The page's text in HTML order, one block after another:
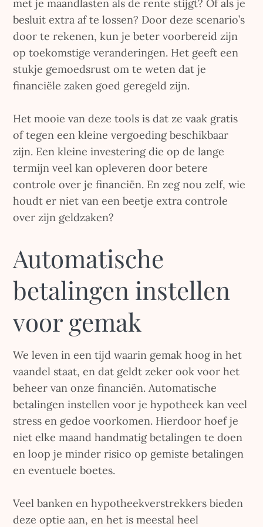
met je maandlasten als de rente stijgt? Of als je
besluit extra af te lossen? Door deze scenario’s
door te rekenen, kun je beter voorbereid zijn
op toekomstige veranderingen. Het geeft een
stukje gemoedsrust om te weten dat je
financiële zaken goed geregeld zijn.
Het mooie van deze tools is dat ze vaak gratis
of tegen een kleine vergoeding beschikbaar
zijn. Een kleine investering die op de lange
termijn veel kan opleveren door betere
controle over je financiën. En zeg nou zelf, wie
houdt er niet van een beetje extra controle
over zijn geldzaken?
Automatische
betalingen instellen
voor gemak
We leven in een tijd waarin gemak hoog in het
vaandel staat, en dat geldt zeker ook voor het
beheer van onze financiën. Automatische
betalingen instellen voor je hypotheek kan veel
stress en gedoe voorkomen. Hierdoor hoef je
niet elke maand handmatig betalingen te doen
en loop je minder risico op gemiste betalingen
en eventuele boetes.
Veel banken en hypotheekverstrekkers bieden
deze optie aan, en het is meestal heel